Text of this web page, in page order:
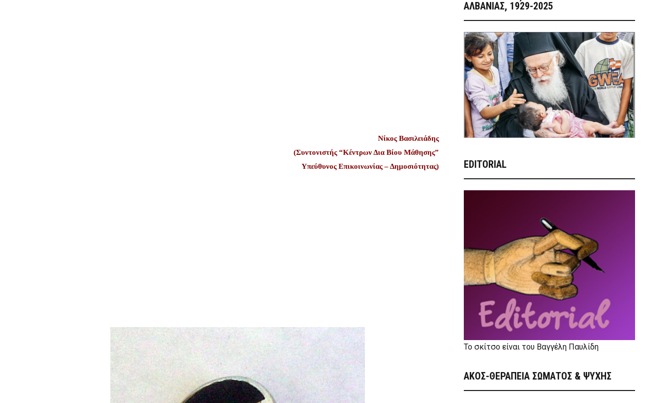
Νίκος Βασιλειάδης
(Συντονιστής “Κέντρων Δια Βίου Μάθησης”
Υπεύθυνος Επικοινωνίας – Δημοσιότητας)
ΑΛΒΑΝΊΑΣ, 1929-2025
EDITORIAL
Το σκίτσο είναι του Βαγγέλη Παυλίδη
ΑΚΟΣ-ΘΕΡΑΠΕΙΑ ΣΩΜΑΤΟΣ & ΨΥΧΗΣ